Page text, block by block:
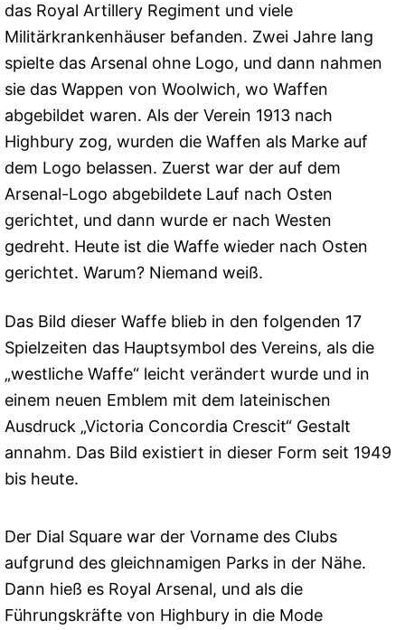
das Royal Artillery Regiment und viele
Militärkrankenhäuser befanden. Zwei Jahre lang
spielte das Arsenal ohne Logo, und dann nahmen
sie das Wappen von Woolwich, wo Waffen
abgebildet waren. Als der Verein 1913 nach
Highbury zog, wurden die Waffen als Marke auf
dem Logo belassen. Zuerst war der auf dem
Arsenal-Logo abgebildete Lauf nach Osten
gerichtet, und dann wurde er nach Westen
gedreht. Heute ist die Waffe wieder nach Osten
gerichtet. Warum? Niemand weiß.
Das Bild dieser Waffe blieb in den folgenden 17
Spielzeiten das Hauptsymbol des Vereins, als die
„westliche Waffe“ leicht verändert wurde und in
einem neuen Emblem mit dem lateinischen
Ausdruck „Victoria Concordia Crescit“ Gestalt
annahm. Das Bild existiert in dieser Form seit 1949
bis heute.
Der Dial Square war der Vorname des Clubs
aufgrund des gleichnamigen Parks in der Nähe.
Dann hieß es Royal Arsenal, und als die
Führungskräfte von Highbury in die Mode